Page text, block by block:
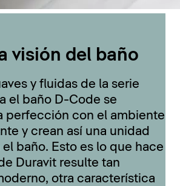
visión del baño
y fluidas de la serie
el baño D-Code se
perfección con el ambiente
y crean así una unidad
baño. Esto es lo que hace
Duravit resulte tan
otra característica